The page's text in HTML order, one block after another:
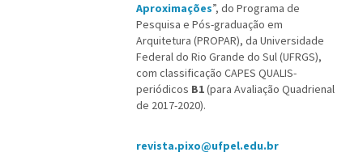
Aproximações”, do Programa de
Pesquisa e Pós-graduação em
Arquitetura (PROPAR), da Universidade
Federal do Rio Grande do Sul (UFRGS),
com classificação CAPES QUALIS-
periódicos B1(para Avaliação Quadrienal
de 2017-2020).
revista.pixo@ufpel.edu.br